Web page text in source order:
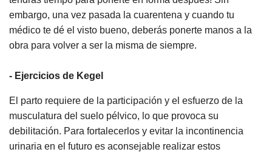
embargo, una vez pasada la cuarentena y cuando tu
médico te dé el visto bueno, deberás ponerte manos a la
obra para volver a ser la misma de siempre.
- Ejercicios de Kegel
El parto requiere de la participación y el esfuerzo de la
musculatura del suelo pélvico, lo que provoca su
debilitación. Para fortalecerlos y evitar la incontinencia
urinaria en el futuro es aconsejable realizar estos